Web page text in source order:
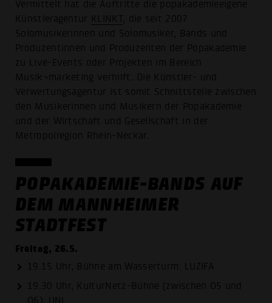
Vermittelt hat die Auftritte die popakademieeigene
Künstleragentur KLINKT, die seit 2007
Solomusikerinnen und Solomusiker, Bands und
Produzentinnen und Produzenten der Popakademie
zu Live-Events oder Projekten im Bereich
Musik¬marketing verhilft. Die Künstler- und
Verwertungsagentur ist somit Schnittstelle zwischen
den Musikerinnen und Musikern der Popakademie
und der Wirtschaft und Gesellschaft in der
Metropolregion Rhein-Neckar.
POPAKADEMIE-BANDS AUF
DEM MANNHEIMER
STADTFEST
Freitag, 26.5.
19.15 Uhr, Bühne am Wasserturm: LUZIFA
19.30 Uhr, KulturNetz-Bühne (zwischen O5 und
O6): UNI